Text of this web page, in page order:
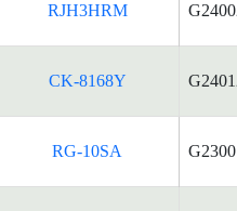
RJH3HRM
CK-8168Y
RG-10SA